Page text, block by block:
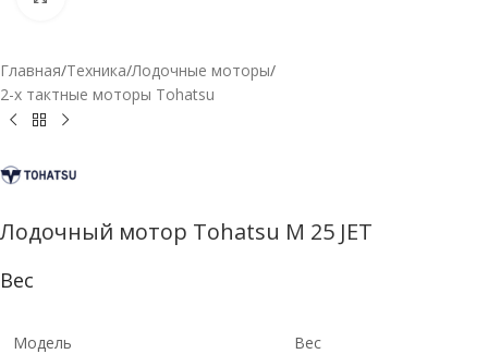
Главная/Техника/Лодочные моторы/
2-х тактные моторы Tohatsu
Лодочный мотор Tohatsu M 25 JET
Вес
Модель Вес